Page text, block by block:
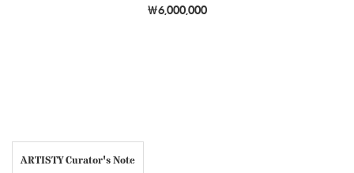
￦6,000,000
ARTISTY Curator's Note